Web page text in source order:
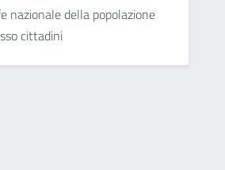
nazionale della popolazione
cittadini